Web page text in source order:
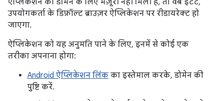
ऐप्लिकेशन को डोमेन के लिए मंज़ूरी नहीं मिली है, तो वेब इंटेंट,
उपयोगकर्ता के डिफ़ॉल्ट ब्राउज़र ऐप्लिकेशन पर रीडायरेक्ट हो
जाएगा.
ऐप्लिकेशन को यह अनुमति पाने के लिए, इनमें से कोई एक
तरीका अपनाना होगा:
Android ऐप्लिकेशन लिंक का इस्तेमाल करके, डोमेन की
पुष्टि करें.